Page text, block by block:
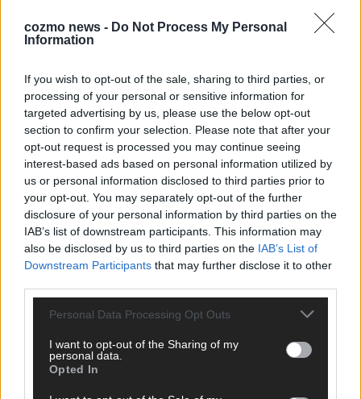
cozmo news - Do Not Process My Personal
Information
If you wish to opt-out of the sale, sharing to third parties, or
processing of your personal or sensitive information for
targeted advertising by us, please use the below opt-out
section to confirm your selection. Please note that after your
opt-out request is processed you may continue seeing
interest-based ads based on personal information utilized by
us or personal information disclosed to third parties prior to
your opt-out. You may separately opt-out of the further
disclosure of your personal information by third parties on the
IAB’s list of downstream participants. This information may
also be disclosed by us to third parties on the IAB’s List of
Downstream Participants that may further disclose it to other
Personal Data Processing Opt Outs
I want to opt-out of the Sharing of my
personal data.
Opted In
DIREKT ZUM THEMA
Politik & Co